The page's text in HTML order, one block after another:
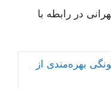
در رابطه با
بهره‌مندی از